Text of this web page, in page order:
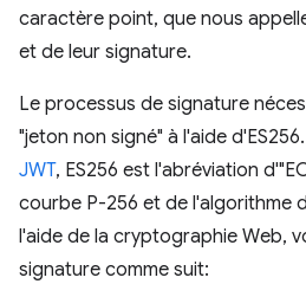
caractère point, que nous
et de leur signature.
Le processus de signature
"jeton non signé" à l'aide
JWT, ES256 est l'abréviation
courbe P-256 et de l'algorithme
l'aide de la cryptographie Web,
signature comme suit: